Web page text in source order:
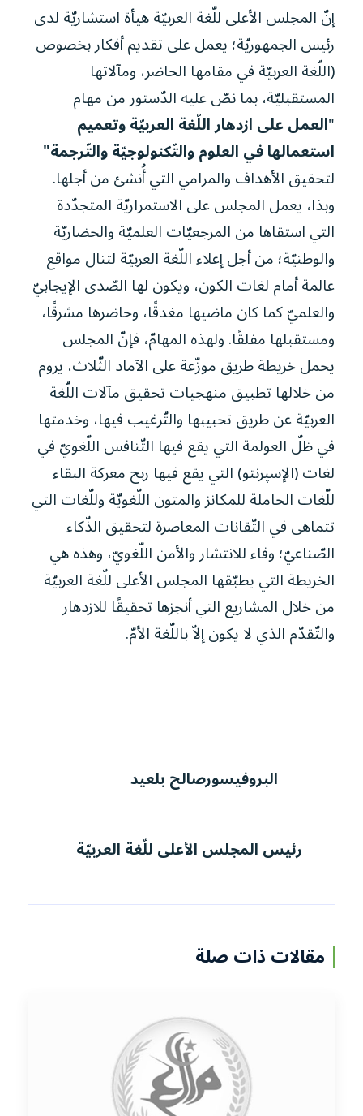
إنّ المجلس الأعلى للّغة العربيّة هيأة استشاريّة لدى
رئيس الجمهوريّة؛ يعمل على تقديم أفكار بخصوص
(اللّغة العربيّة في مقامها الحاضر، ومآلاتها
المستقبليّة، بما نصّ عليه الدّستور من مهام
"العمل على ازدهار اللّغة العربيّة وتعميم
استعمالها في العلوم والتّكنولوجيّة والتّرجمة"
لتحقيق الأهداف والمرامي التي أُنشئ من أجلها.
وبذا، يعمل المجلس على الاستمراريّة المتجدّدة
التي استقاها من المرجعيّات العلميّة والحضاريّة
والوطنيّة؛ من أجل إعلاء اللّغة العربيّة لتنال مواقع
عالمة أمام لغات الكون، ويكون لها الصّدى الإيجابيّ
والعلميّ كما كان ماضيها مغدقًا، وحاضرها مشرقًا،
ومستقبلها مفلقًا. ولهذه المهامّ، فإنّ المجلس
يحمل خريطة طريق موزّعة على الآماد الثّلاث، يروم
من خلالها تطبيق منهجيات تحقيق مآلات اللّغة
العربيّة عن طريق تحبيبها والتّرغيب فيها، وخدمتها
في ظلّ العولمة التي يقع فيها التّنافس اللّغويّ في
لغات (الإسپرنتو) التي يقع فيها ربح معركة البقاء
للّغات الحاملة للمكانز والمتون اللّغويّة وللّغات التي
تتماهى في التّقانات المعاصرة لتحقيق الذّكاء
الصّناعيّ؛ وفاء للانتشار والأمن اللّغويّ، وهذه هي
الخريطة التي يطبّقها المجلس الأعلى للّغة العربيّة
من خلال المشاريع التي أنجزها تحقيقًا للازدهار
والتّقدّم الذي لا يكون إلاّ باللّغة الأمّ.
البروفيسورصالح بلعيد
رئيس المجلس الأعلى للّغة العربيّة
مقالات ذات صلة